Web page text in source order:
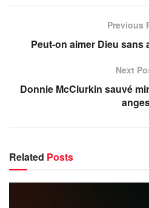
Previous
Peut-on aimer Dieu sans
Next
Donnie McClurkin sauvé
Related Posts